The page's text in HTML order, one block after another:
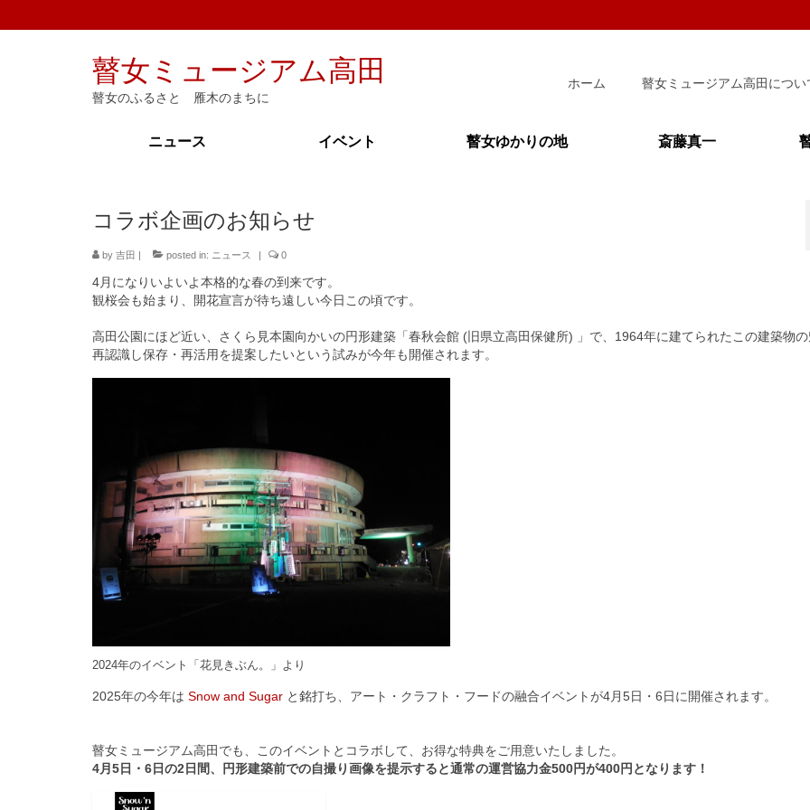
瞽女ミュージアム高田
瞽女のふるさと 雁木のまちに
ホーム 瞽女ミュージアム高田につい
ニュース イベント 瞽女ゆかりの地 斎藤真一
コラボ企画のお知らせ
by 吉田 | posted in: ニュース | 0
4月になりいよいよ本格的な春の到来です。
観桜会も始まり、開花宣言が待ち遠しい今日この頃です。
高田公園にほど近い、さくら見本園向かいの円形建築「春秋会館 (旧県立高田保健所) 」で、1964年に建てられたこの建築物
再認識し保存・再活用を提案したいという試みが今年も開催されます。
2024年のイベント「花見きぶん。」より
2025年の今年は Snow and Sugar と銘打ち、アート・クラフト・フードの融合イベントが4月5日・6日に開催されます。
瞽女ミュージアム高田でも、このイベントとコラボして、お得な特典をご用意いたしました。
4月5日・6日の2日間、円形建築前での自撮り画像を提示すると通常の運営協力金500円が400円となります！